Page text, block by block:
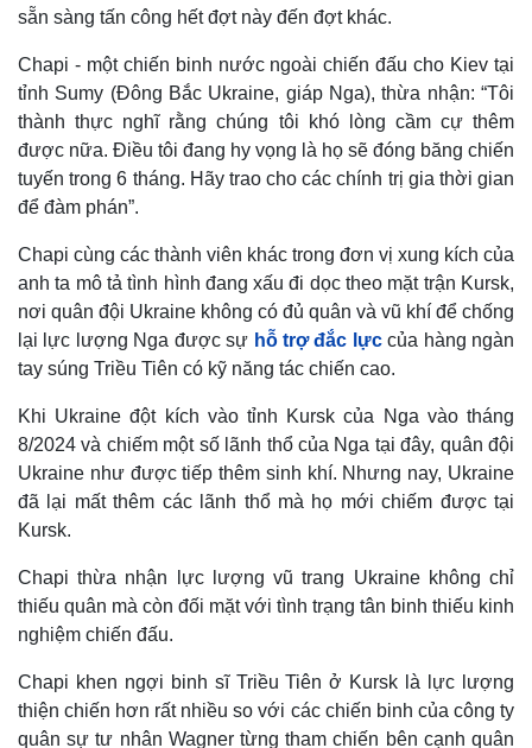
Thể thao
Ô tô - Xe máy
sẵn sàng tấn công hết đợt này đến đợt khác.
Chapi - một chiến binh nước ngoài chiến đấu cho Kiev tại
tỉnh Sumy (Đông Bắc Ukraine, giáp Nga), thừa nhận: “Tôi
thành thực nghĩ rằng chúng tôi khó lòng cầm cự thêm
được nữa. Điều tôi đang hy vọng là họ sẽ đóng băng chiến
tuyến trong 6 tháng. Hãy trao cho các chính trị gia thời gian
để đàm phán”.
Chapi cùng các thành viên khác trong đơn vị xung kích của
anh ta mô tả tình hình đang xấu đi dọc theo mặt trận Kursk,
nơi quân đội Ukraine không có đủ quân và vũ khí để chống
lại lực lượng Nga được sự hỗ trợ đắc lựccủa hàng ngàn
tay súng Triều Tiên có kỹ năng tác chiến cao.
Khi Ukraine đột kích vào tỉnh Kursk của Nga vào tháng
8/2024 và chiếm một số lãnh thổ của Nga tại đây, quân đội
Ukraine như được tiếp thêm sinh khí. Nhưng nay, Ukraine
đã lại mất thêm các lãnh thổ mà họ mới chiếm được tại
Kursk.
Chapi thừa nhận lực lượng vũ trang Ukraine không chỉ
thiếu quân mà còn đối mặt với tình trạng tân binh thiếu kinh
nghiệm chiến đấu.
Chapi khen ngợi binh sĩ Triều Tiên ở Kursk là lực lượng
thiện chiến hơn rất nhiều so với các chiến binh của công ty
quân sự tư nhân Wagner từng tham chiến bên cạnh quân